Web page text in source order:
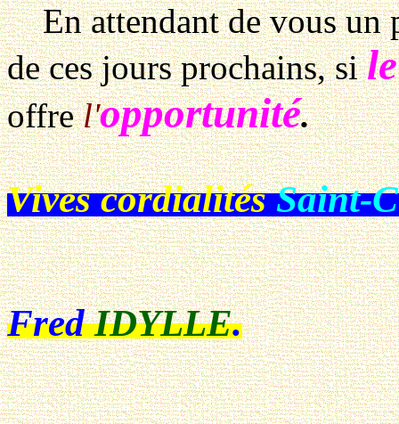
En attendant de vous un
de ces jours prochains, si le
offre l'opportunité.
Vives cordialités Saint-
FredIDYLLE.